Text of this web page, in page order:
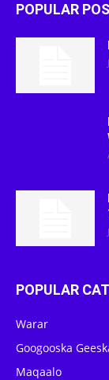
POPULAR
POPULAR
Warar
Googooska
Maqaalo